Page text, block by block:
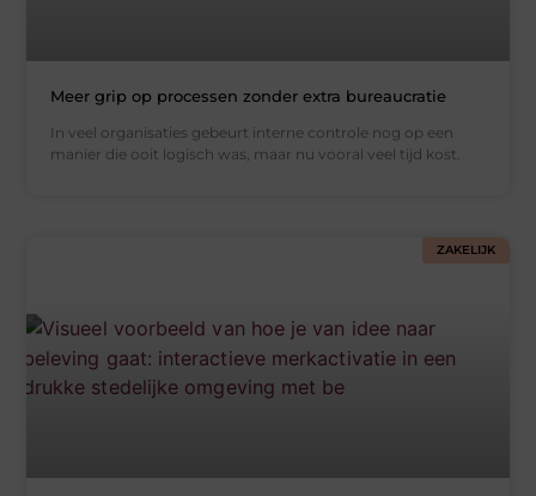
Meer grip op processen zonder extra bureaucratie
In veel organisaties gebeurt interne controle nog op een
manier die ooit logisch was, maar nu vooral veel tijd kost.
ZAKELIJK